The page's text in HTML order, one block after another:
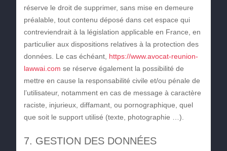
réserve le droit de supprimer, sans mise en demeure
préalable, tout contenu déposé dans cet espace qui
contreviendrait à la législation applicable en France, en
particulier aux dispositions relatives à la protection des
données. Le cas échéant, https://www.avocat-reunion-
lawwai.com se réserve également la possibilité de
mettre en cause la responsabilité civile et/ou pénale de
l’utilisateur, notamment en cas de message à caractère
raciste, injurieux, diffamant, ou pornographique, quel
que soit le support utilisé (texte, photographie …).
7. GESTION DES DONNÉES